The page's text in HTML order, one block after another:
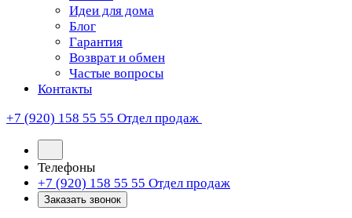
Идеи для дома
Блог
Гарантия
Возврат и обмен
Частые вопросы
Контакты
+7 (920) 158 55 55 Отдел продаж
Телефоны
+7 (920) 158 55 55 Отдел продаж
Заказать звонок